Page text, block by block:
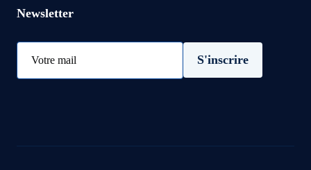
Newsletter
Votre mail S'inscrire